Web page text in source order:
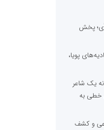
بوته رأی؛ پخش
پویا،
یک شاعر
خطی به
و کشف